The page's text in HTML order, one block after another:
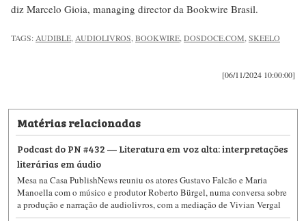
diz Marcelo Gioia, managing director da Bookwire Brasil.
TAGS: AUDIBLE AUDIOLIVROS BOOKWIRE DOSDOCE.COM SKEELO
[06/11/2024 10:00:00]
Matérias relacionadas
Podcast do PN #432 — Literatura em voz alta: interpretações
literárias em áudio
Mesa na Casa PublishNews reuniu os atores Gustavo Falcão e Maria
Manoella com o músico e produtor Roberto Bürgel, numa conversa sobre
a produção e narração de audiolivros, com a mediação de Vivian Vergal